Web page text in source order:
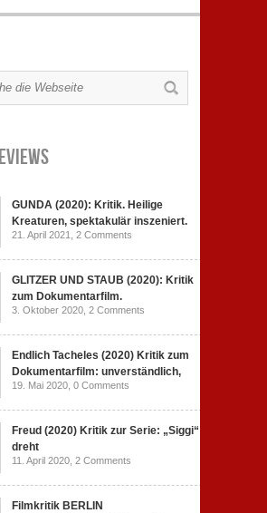
GUNDA (2020): Kritik. Heilige
Kreaturen, spektakulär inszeniert.
21. April 2021, 2 Comments
GLITZER UND STAUB (2020): Kritik
zum Dokumentarfilm.
3. Oktober 2020, 2 Comments
Endlich Tacheles (2020) Kritik zum
Dokumentarfilm: unverständlich,
19. Mai 2020, 0 Comments
Freud (2020) Kritik zur Serie: „Siggi“
dreht
11. April 2020, 2 Comments
Filmkritik BERLIN